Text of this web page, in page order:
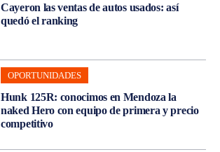
Cayeron las ventas de autos usados: así
quedó el ranking
OPORTUNIDADES
Hunk 125R: conocimos en Mendoza la
naked Hero con equipo de primera y precio
competitivo